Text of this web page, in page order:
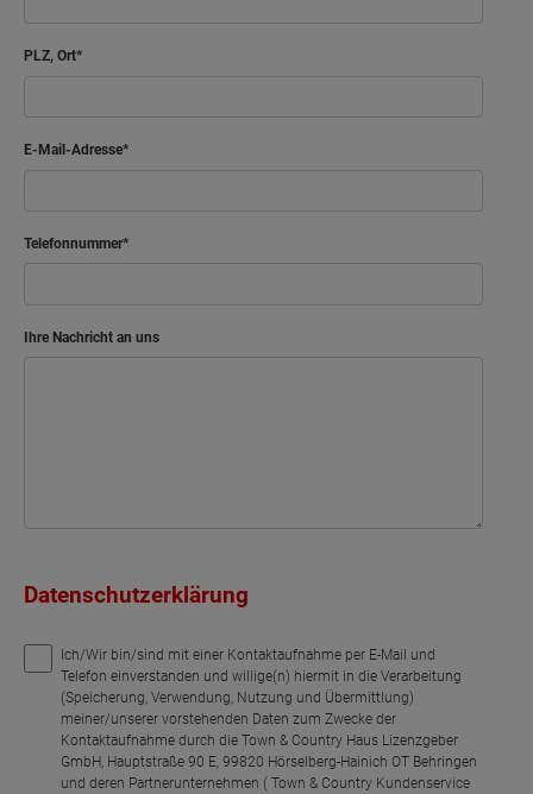
PLZ, Ort
E-Mail-Adresse
Telefonnummer
Ihre Nachricht an uns
Datenschutzerklärung
Ich/Wir bin/sind mit einer Kontaktaufnahme per E-Mail und
Telefon einverstanden und willige(n) hiermit in die Verarbeitung
(Speicherung, Verwendung, Nutzung und Übermittlung)
meiner/unserer vorstehenden Daten zum Zwecke der
Kontaktaufnahme durch die Town & Country Haus Lizenzgeber
GmbH, Hauptstraße 90 E, 99820 Hörselberg-Hainich OT Behringen
und deren Partnerunternehmen ( Town & Country Kundenservice